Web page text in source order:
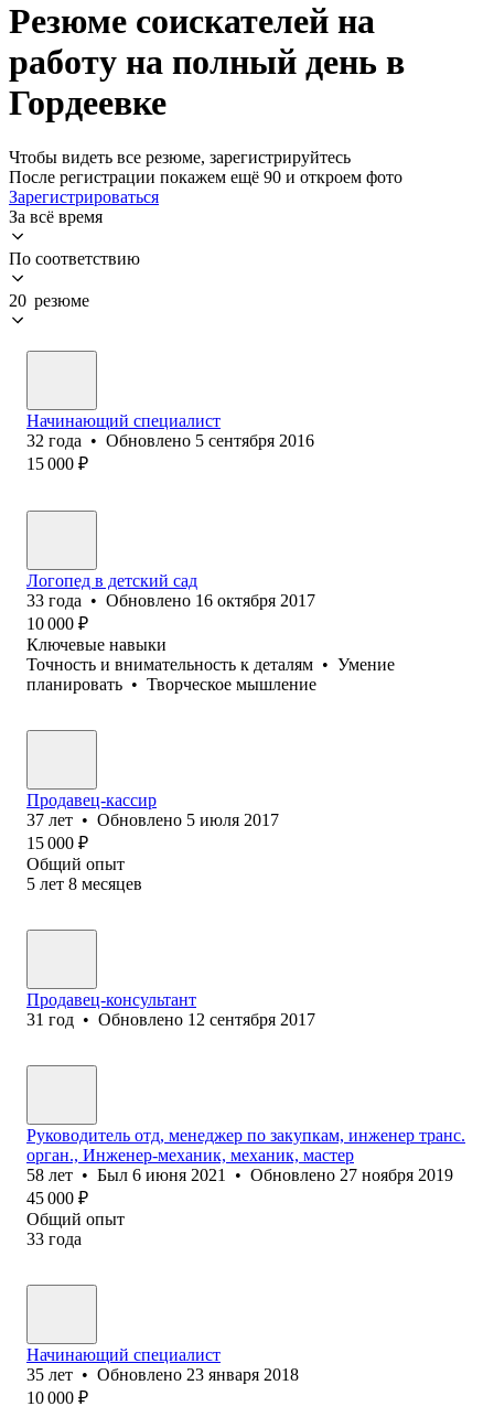
Резюме соискателей на
работу на полный день в
Гордеевке
Чтобы видеть все резюме, зарегистрируйтесь
После регистрации покажем ещё 90 и откроем фото
Зарегистрироваться
За всё время
По соответствию
20 резюме
Начинающий специалист
32 года • Обновлено 5 сентября 2016
15 000 ₽
Логопед в детский сад
33 года • Обновлено 16 октября 2017
10 000 ₽
Ключевые навыки
Точность и внимательность к деталям • Умение
планировать • Творческое мышление
Продавец-кассир
37 лет • Обновлено 5 июля 2017
15 000 ₽
Общий опыт
5 лет 8 месяцев
Продавец-консультант
31 год • Обновлено 12 сентября 2017
Руководитель отд, менеджер по закупкам, инженер транс.
орган., Инженер-механик, механик, мастер
58 лет • Был 6 июня 2021 • Обновлено 27 ноября 2019
45 000 ₽
Общий опыт
33 года
Начинающий специалист
35 лет • Обновлено 23 января 2018
10 000 ₽